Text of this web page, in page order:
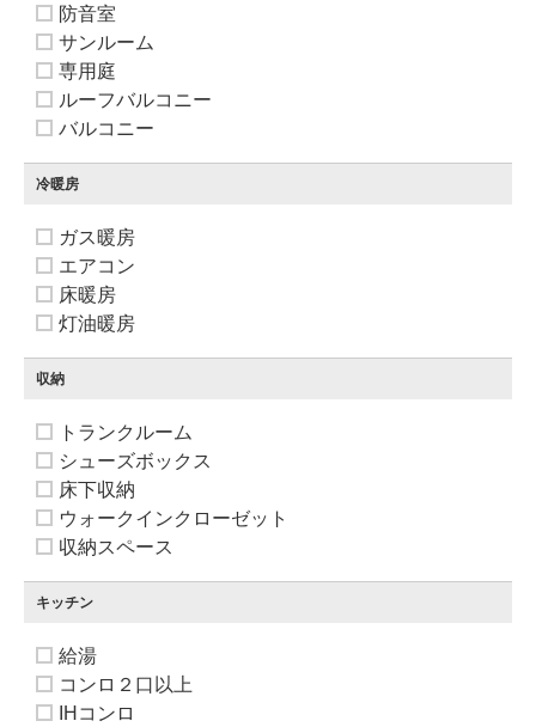
防音室
サンルーム
専用庭
ルーフバルコニー
バルコニー
冷暖房
ガス暖房
エアコン
床暖房
灯油暖房
収納
トランクルーム
シューズボックス
床下収納
ウォークインクローゼット
収納スペース
キッチン
給湯
コンロ２口以上
IHコンロ